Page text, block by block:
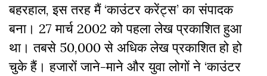
बहरहाल, इस तरह मैं ‘काउंटर करेंट्स’ का संपादक
बना। 27 मार्च 2002 को पहला लेख प्रकाशित हुआ
था। तबसे 50,000 से अधिक लेख प्रकाशित हो हो
चुके हैं। हजारों जाने-माने और युवा लोगों ने ‘काउंटर